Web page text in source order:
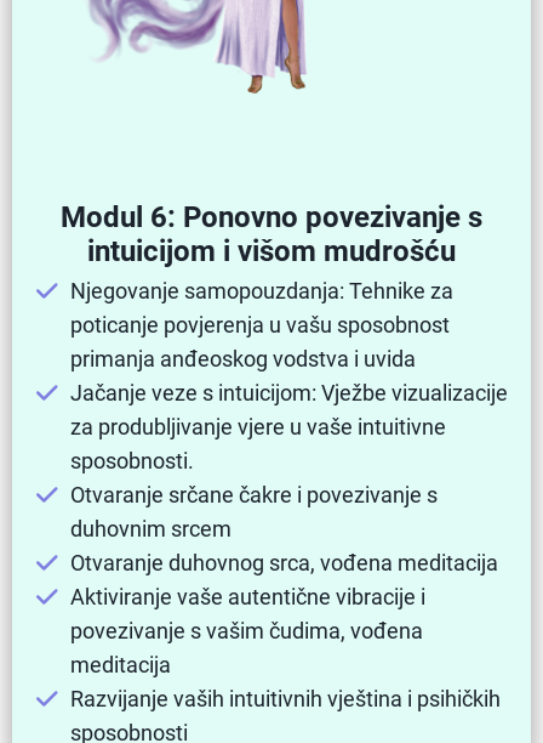
Modul 6: Ponovno povezivanje s
intuicijom i višom mudrošću
Njegovanje samopouzdanja: Tehnike za
poticanje povjerenja u vašu sposobnost
primanja anđeoskog vodstva i uvida
Jačanje veze s intuicijom: Vježbe vizualizacije
za produbljivanje vjere u vaše intuitivne
sposobnosti.
Otvaranje srčane čakre i povezivanje s
duhovnim srcem
Otvaranje duhovnog srca, vođena meditacija
Aktiviranje vaše autentične vibracije i
povezivanje s vašim čudima, vođena
meditacija
Razvijanje vaših intuitivnih vještina i psihičkih
sposobnosti